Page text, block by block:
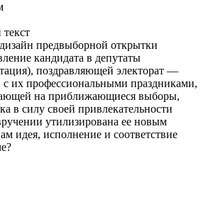
дизайн предвыборной открытки
кандидата в депутаты
поздравляющей электорат —
профессиональными праздниками,
на приближающиеся выборы,
в силу своей привлекательности
утилизирована ее новым
идея, исполнение и соответствие